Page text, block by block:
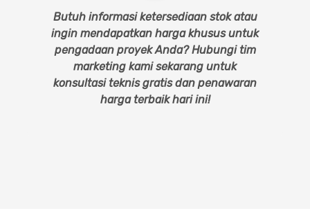
Butuh informasi ketersediaan stok atau
ingin mendapatkan harga khusus untuk
pengadaan proyek Anda? Hubungi tim
marketing kami sekarang untuk
konsultasi teknis gratis dan penawaran
harga terbaik hari ini!